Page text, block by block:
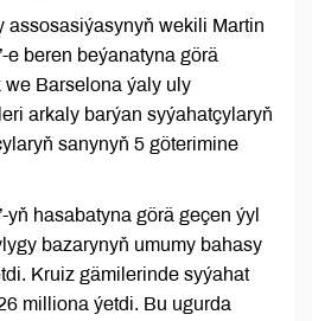
assosasiýasynyň wekili Martin
e beren beýanatyna görä
Barselona ýaly uly
arkaly barýan syýahatçylaryň
sanynyň 5 göterimine
yň hasabatyna görä geçen ýyl
bazarynyň umumy bahasy
Kruiz gämilerinde syýahat
milliona ýetdi. Bu ugurda